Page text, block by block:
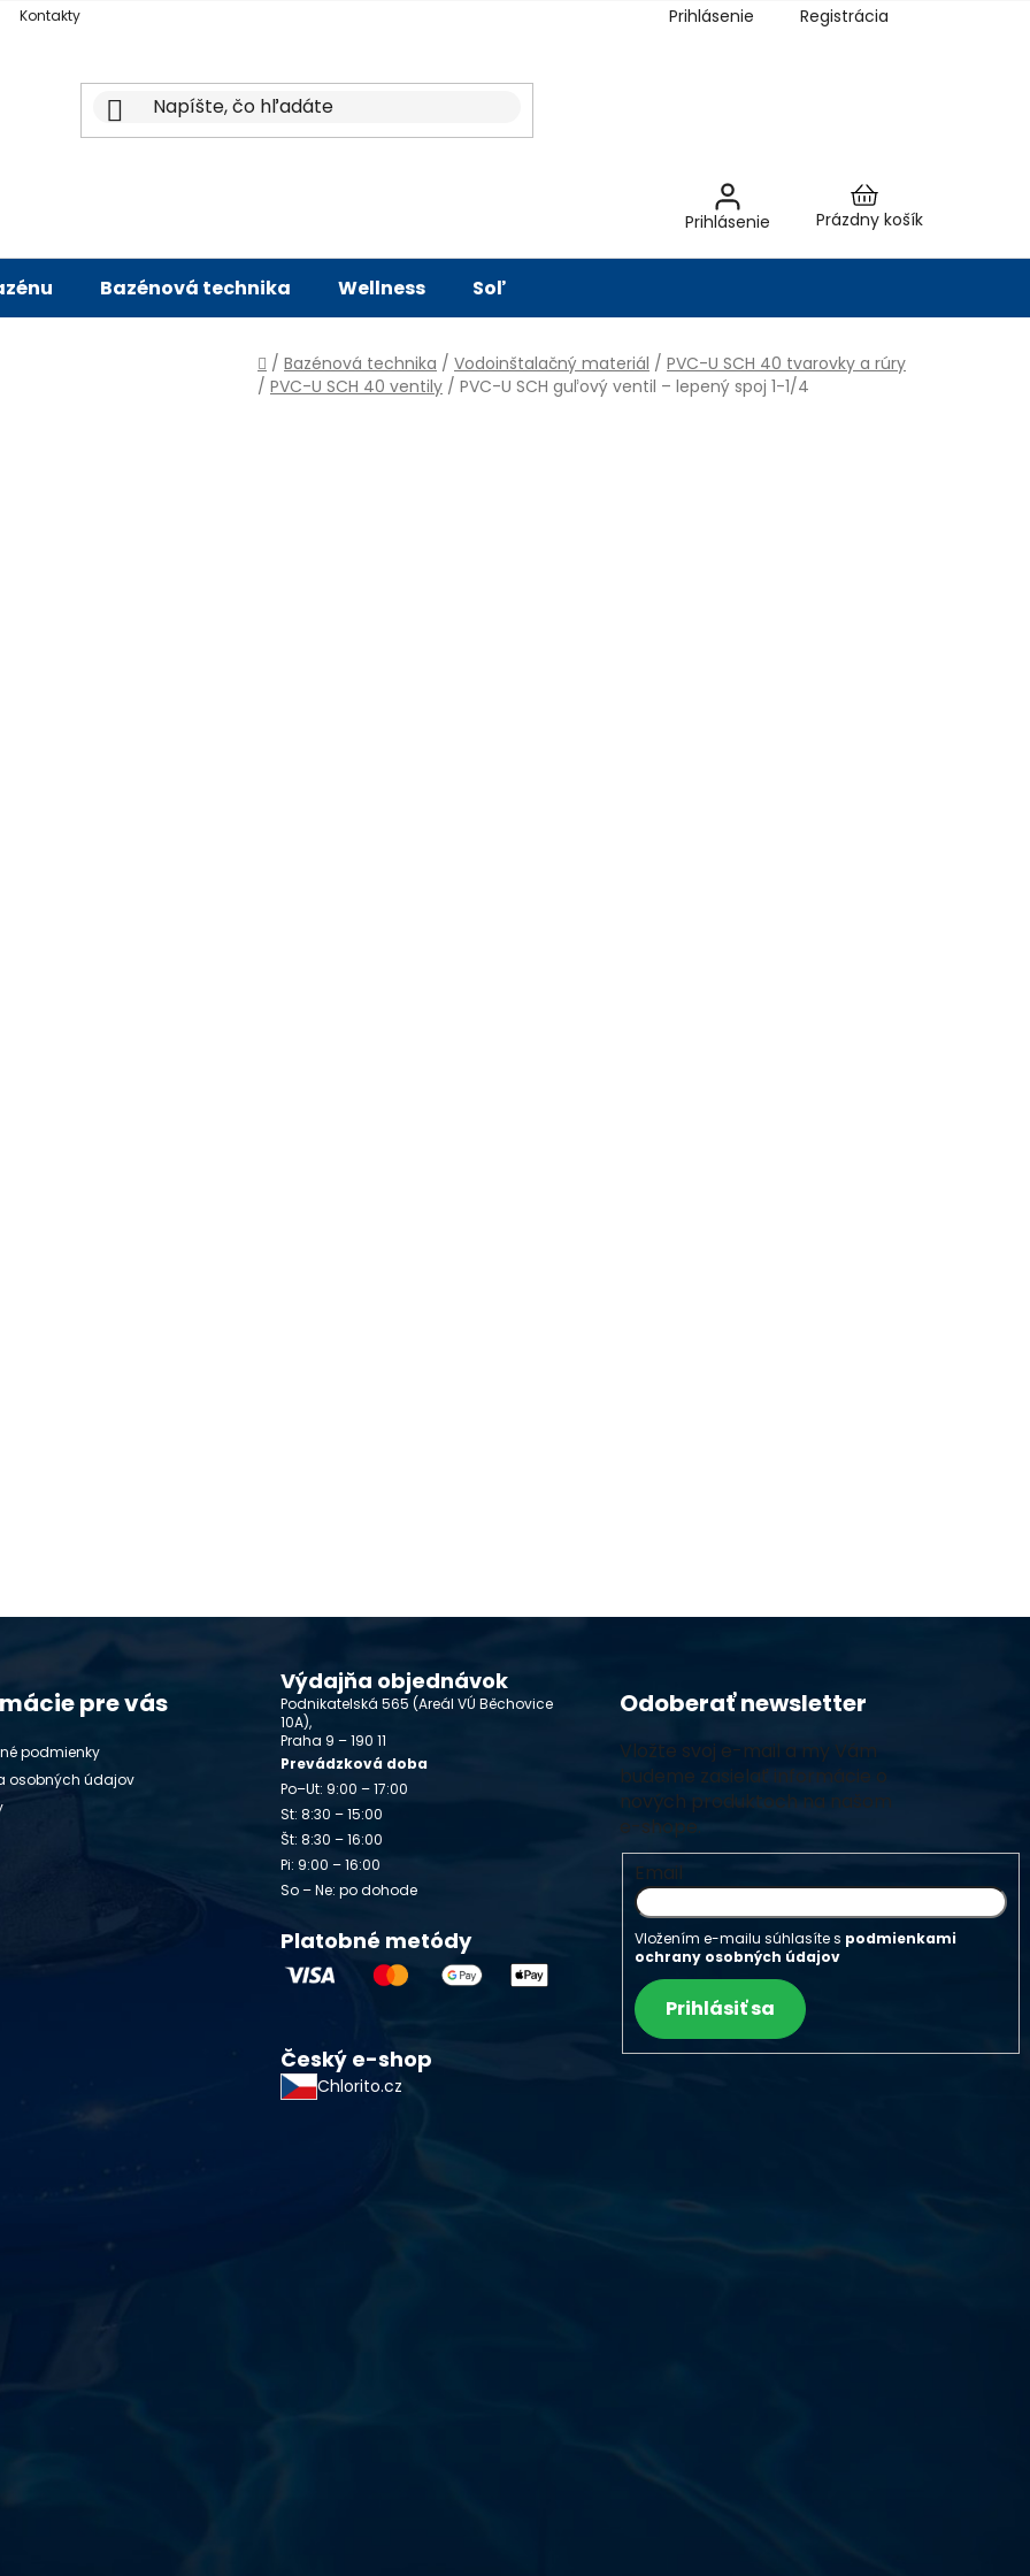
Kontakty Prihlásenie Registrácia
Prihlásenie
Nákupný
Prázdny košík
Bazénová technika Wellness Soľ
Domov
/ Bazénová technika / Vodoinštalačný materiál / PVC-U SCH 40 tvarovky a rúry
/ PVC-U SCH 40 ventily / PVC-U SCH guľový ventil – lepený spoj 1-1/4
pre vás
podmienky
osobných údajov
Výdajňa objednávok
Podnikatelská 565 (Areál VÚ Běchovice
10A),
Praha 9 – 190 11
Prevádzková doba
Po–Ut: 9:00 – 17:00
St: 8:30 – 15:00
Št: 8:30 – 16:00
Pi: 9:00 – 16:00
So – Ne: po dohode
Platobné metódy
Český e-shop
Chlorito.cz
Odoberať newsletter
Vložte svoj e-mail a my Vám
budeme zasielať informácie o
nových produktoch na našom
e-shope.
Email
Vložením e-mailu súhlasíte s podmienkami
ochrany osobných údajov
Prihlásiť sa
o vodu a
vzdelaním v oblasti čistiarní odpadových
zdokonaľovaním v oblasti starostlivosti o vodu.
vlastnej výroby pre čistú a bezpečnú
na najlepších európskych surovinách a
najvyššiu kvalitu za ceny porovnateľné s
a bezpečnosťou. Presvedčte sa sami o kvalite